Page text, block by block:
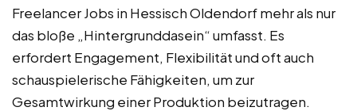
Freelancer Jobs in Hessisch Oldendorf mehr als nur
das bloße „Hintergrunddasein“ umfasst. Es
erfordert Engagement, Flexibilität und oft auch
schauspielerische Fähigkeiten, um zur
Gesamtwirkung einer Produktion beizutragen.